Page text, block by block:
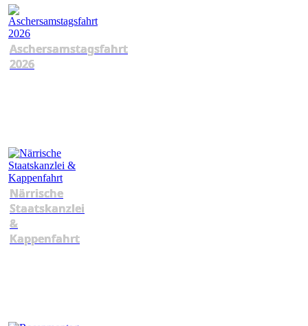
Aschersamstagsfahrt
2026
Närrische
Staatskanzlei
&
Kappenfahrt